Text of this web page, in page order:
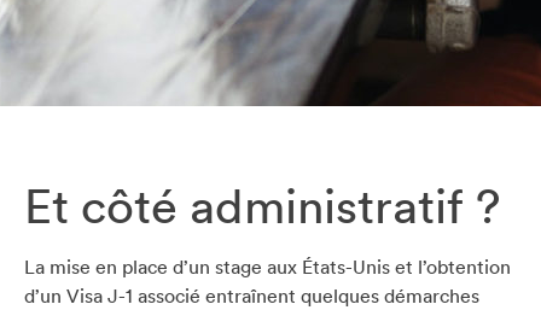
Et côté administratif ?
La mise en place d’un stage aux États-Unis et l’obtention
d’un Visa J-1 associé entraînent quelques démarches